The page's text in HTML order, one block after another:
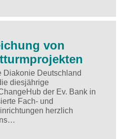
von
Diakonie Deutschland
diesjährige
der Ev. Bank in
Fach- und
herzlich